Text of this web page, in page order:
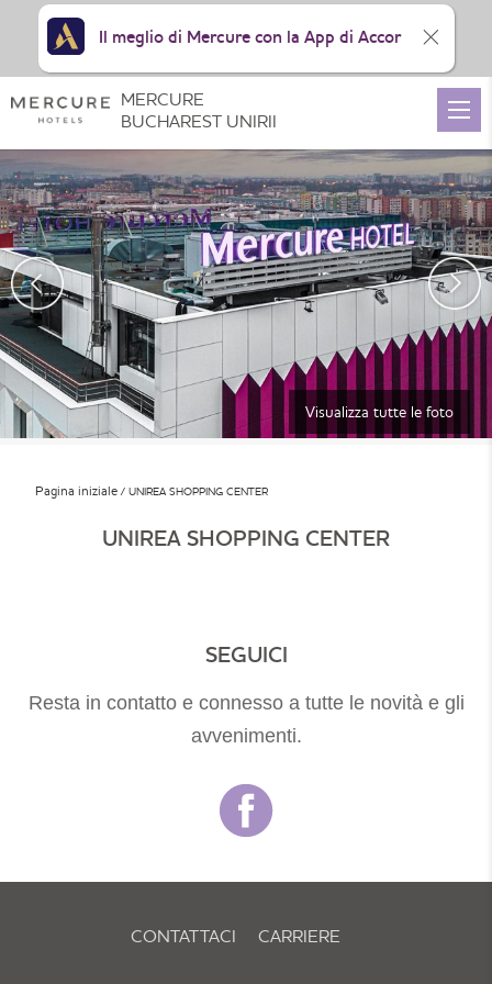
Visualizza tutte le foto
Pagina iniziale UNIREA SHOPPING CENTER
UNIREA SHOPPING CENTER
SEGUICI
Resta in contatto e connesso a tutte le novità e gli
avvenimenti.
CONTATTACI CARRIERE
MERCURE
BUCHAREST UNIRII
Il meglio di Mercure con la App di Accor